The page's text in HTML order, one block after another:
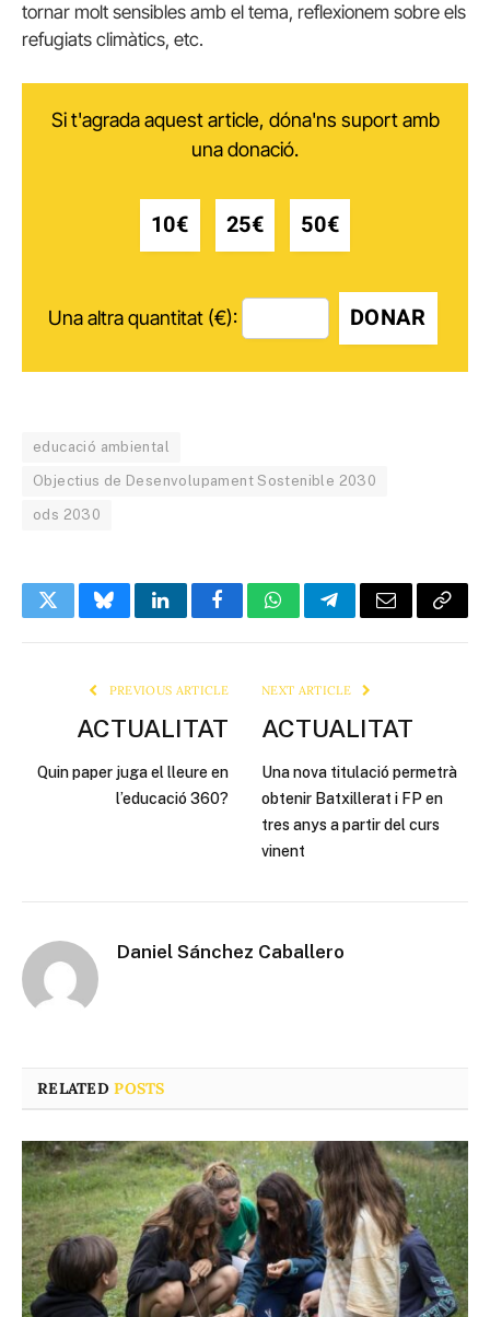
tornar molt sensibles amb el tema, reflexionem sobre els
refugiats climàtics, etc.
Si t'agrada aquest article, dóna'ns suport amb
una donació.
10€ 25€ 50€
Una altra quantitat (€): DONAR
educació ambiental
Objectius de Desenvolupament Sostenible 2030
ods 2030
TwitterBlueskyLinkedInFacebookWhatsAppTelegramEmail Copy
PREVIOUS ARTICLE
ACTUALITAT
Quin paper juga el lleure en
l’educació 360?
NEXT ARTICLE
ACTUALITAT
Una nova titulació permetrà
obtenir Batxillerat i FP en
tres anys a partir del curs
vinent
Daniel Sánchez Caballero
RELATEDPOSTS